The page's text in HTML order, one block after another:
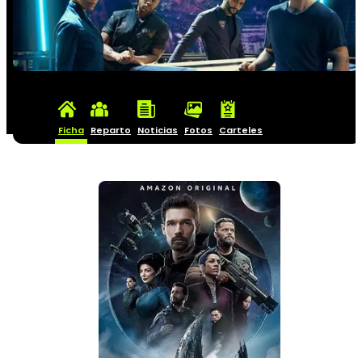
Ficha Reparto Noticias Fotos Carteles